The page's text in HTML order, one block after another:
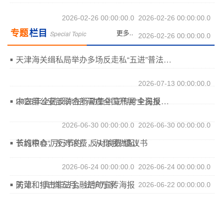
2026-02-26 00:00:00.0
2026-02-26 00:00:00.0
2026-02-26 00:00:00.0
专题栏目 Special Topic 更多..
天津海关缉私局举办多场反走私“五进”普法宣传系列活动
2026-07-13 00:00:00.0
2026年全民反诈在行动集中宣传月主海报
2026-06-30 00:00:00.0
中宣部公安部联合部署在全国开展“全民反诈在行动”集中宣传月活动
2026-06-30 00:00:00.0
长城中心“厉行节约，反对浪费”倡议书
2026-06-24 00:00:00.0
节约粮食，反对浪费，从你我做起！
2026-06-24 00:00:00.0
防范和打击非法金融活动宣传海报 2026-06-22 00:00:00.0
天津：“典”燃五月，法护万家